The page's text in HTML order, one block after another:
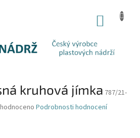
kruhová jímka 787/21-
Podrobnosti hodnocení